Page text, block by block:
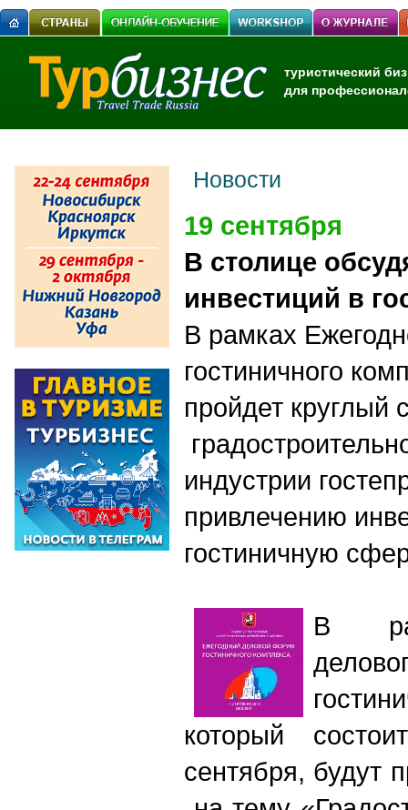
туристический
для
Новости
19 сентября
В столице
инвестиций в
В рамках
гостиничного
пройдет круглый
индустрии
привлечению
гостиничную
В
который
сентября, будут